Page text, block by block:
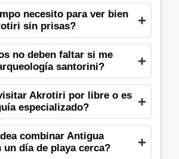
necesito para ver bien
sin prisas?
no deben faltar si me
santorini?
Akrotiri por libre o es
especializado?
combinar Antigua
día de playa cerca?